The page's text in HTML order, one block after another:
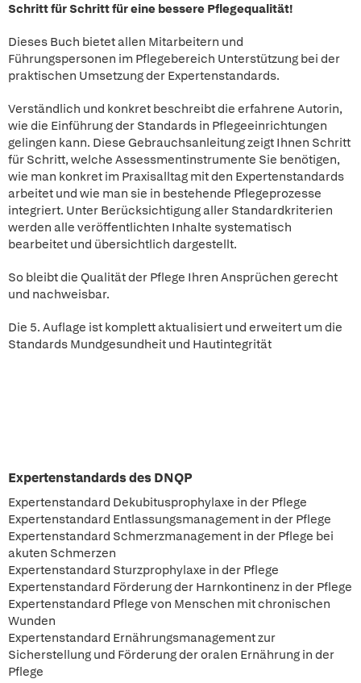
Schritt für Schritt für eine bessere Pflegequalität!
Dieses Buch bietet allen Mitarbeitern und
Führungspersonen im Pflegebereich Unterstützung bei der
praktischen Umsetzung der Expertenstandards.
Verständlich und konkret beschreibt die erfahrene Autorin,
wie die Einführung der Standards in Pflegeeinrichtungen
gelingen kann. Diese Gebrauchsanleitung zeigt Ihnen Schritt
für Schritt, welche Assessmentinstrumente Sie benötigen,
wie man konkret im Praxisalltag mit den Expertenstandards
arbeitet und wie man sie in bestehende Pflegeprozesse
integriert. Unter Berücksichtigung aller Standardkriterien
werden alle veröffentlichten Inhalte systematisch
bearbeitet und übersichtlich dargestellt.
So bleibt die Qualität der Pflege Ihren Ansprüchen gerecht
und nachweisbar.
Die 5. Auflage ist komplett aktualisiert und erweitert um die
Standards Mundgesundheit und Hautintegrität
Expertenstandards des DNQP
Expertenstandard Dekubitusprophylaxe in der Pflege
Expertenstandard Entlassungsmanagement in der Pflege
Expertenstandard Schmerzmanagement in der Pflege bei
akuten Schmerzen
Expertenstandard Sturzprophylaxe in der Pflege
Expertenstandard Förderung der Harnkontinenz in der Pflege
Expertenstandard Pflege von Menschen mit chronischen
Wunden
Expertenstandard Ernährungsmanagement zur
Sicherstellung und Förderung der oralen Ernährung in der
Pflege